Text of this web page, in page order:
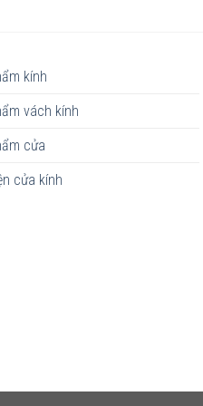
kính
vách kính
cửa
cửa kính